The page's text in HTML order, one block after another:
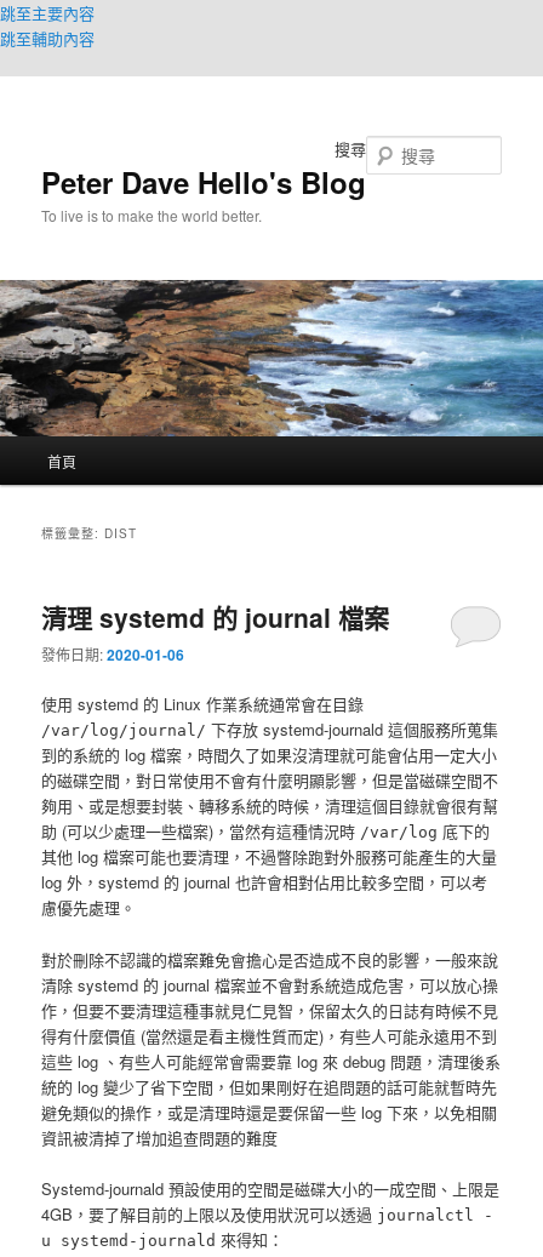
跳至主要內容
跳至輔助內容
Peter Dave Hello's Blog
To live is to make the world better.
搜尋
首頁
標籤彙整: DIST
清理 systemd 的 journal 檔案
發佈日期:2020-01-06
使用 systemd 的 Linux 作業系統通常會在目錄
/var/log/journal/ 下存放 systemd-journald 這個服務所蒐集
到的系統的 log 檔案，時間久了如果沒清理就可能會佔用一定大小
的磁碟空間，對日常使用不會有什麼明顯影響，但是當磁碟空間不
夠用、或是想要封裝、轉移系統的時候，清理這個目錄就會很有幫
助 (可以少處理一些檔案)，當然有這種情況時 /var/log 底下的
其他 log 檔案可能也要清理，不過瞥除跑對外服務可能產生的大量
log 外，systemd 的 journal 也許會相對佔用比較多空間，可以考
慮優先處理。
對於刪除不認識的檔案難免會擔心是否造成不良的影響，一般來說
清除 systemd 的 journal 檔案並不會對系統造成危害，可以放心操
作，但要不要清理這種事就見仁見智，保留太久的日誌有時候不見
得有什麼價值 (當然還是看主機性質而定)，有些人可能永遠用不到
這些 log 、有些人可能經常會需要靠 log 來 debug 問題，清理後系
統的 log 變少了省下空間，但如果剛好在追問題的話可能就暫時先
避免類似的操作，或是清理時還是要保留一些 log 下來，以免相關
資訊被清掉了增加追查問題的難度
Systemd-journald 預設使用的空間是磁碟大小的一成空間、上限是
4GB，要了解目前的上限以及使用狀況可以透過 journalctl -
u systemd-journald 來得知：